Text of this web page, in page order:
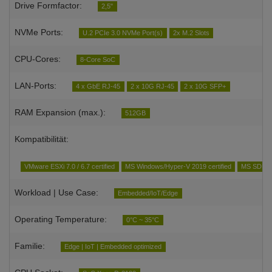
Drive Formfactor: 2,5"
NVMe Ports: U.2 PCIe 3.0 NVMe Port(s) 2x M.2 Slots
CPU-Cores: 8-Core SoC
LAN-Ports: 4 x GbE RJ-45 2 x 10G RJ-45 2 x 10G SFP+
RAM Expansion (max.): 512GB
Kompatibilität:
VMware ESXi 7.0 / 6.7 certified MS Windows/Hyper-V 2019 certified MS
Workload | Use Case: Embedded/IoT/Edge
Operating Temperature: 0°C ~ 35°C
Familie: Edge | IoT | Embedded optimized